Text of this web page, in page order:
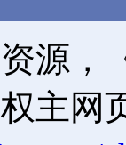
源，
主网